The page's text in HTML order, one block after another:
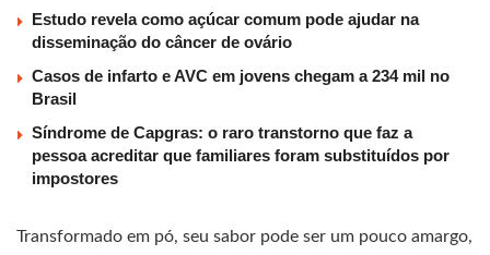
Estudo revela como açúcar comum pode ajudar na
disseminação do câncer de ovário
Casos de infarto e AVC em jovens chegam a 234 mil no
Brasil
Síndrome de Capgras: o raro transtorno que faz a
pessoa acreditar que familiares foram substituídos por
impostores
Transformado em pó, seu sabor pode ser um pouco amargo,